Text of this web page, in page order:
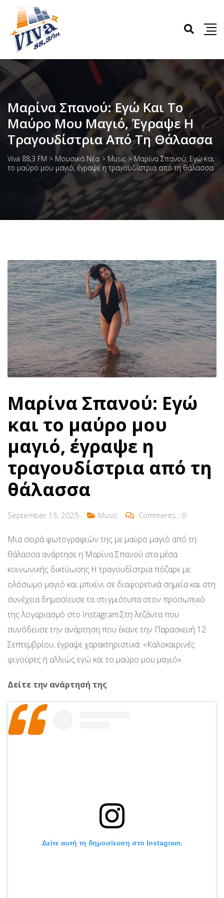
Μαρίνα Σπανού: Εγώ Και Το
Μαύρο Μου Μαγιό, Έγραψε Η
Τραγουδίστρια Από Τη Θάλασσα
Viva 88,3 FM > Μουσικά Νέα > Music > Μαρίνα Σπανού: Εγώ και
το μαύρο μου μαγιό, έγραψε η τραγουδίστρια από τη θάλασσα
Μαρίνα Σπανού: Εγώ
και το μαύρο μου
μαγιό, έγραψε η
τραγουδίστρια από τη
θάλασσα
September 15, 2025 Music Comments : 0
Μια σειρά φωτογραφιών της με μαύρο μαγιό από τη
θάλασσα ανάρτησε η Μαρίνα Σπανού στα μέσα
κοινωνικής δικτύωσης.Η τραγουδίστρια πόζαρε με
ολόσωμο μαγιό και μπικίνι σε διαφορετικά σημεία και στη
συνέχεια δημοσίευσε τα στιγμιότυπα στον προσωπικό
της λογαριασμό στο Instagram.Στη λεζάντα που
συνόδευσε την ανάρτηση που έκανε την Παρασκευή 12
Σεπτεμβρίου, έγραψε χαρακτηριστικά: «Καλοκαιρινές
φιγούρες ή αλλιώς εγώ και το μαύρο μου μαγιό».
Δείτε την ανάρτησή της
Δείτε αυτή τη δημοσίευση στο Instagram.